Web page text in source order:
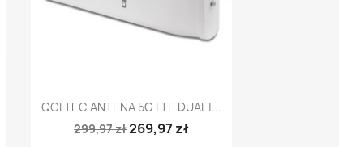
Szybki podgląd
QOLTEC ANTENA 5G LTE DUAL |...
299,97 zł269,97 zł